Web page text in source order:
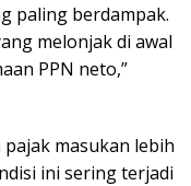
paling berdampak.
melonjak di awal
PPN neto,”
masukan lebih
ini sering terjadi